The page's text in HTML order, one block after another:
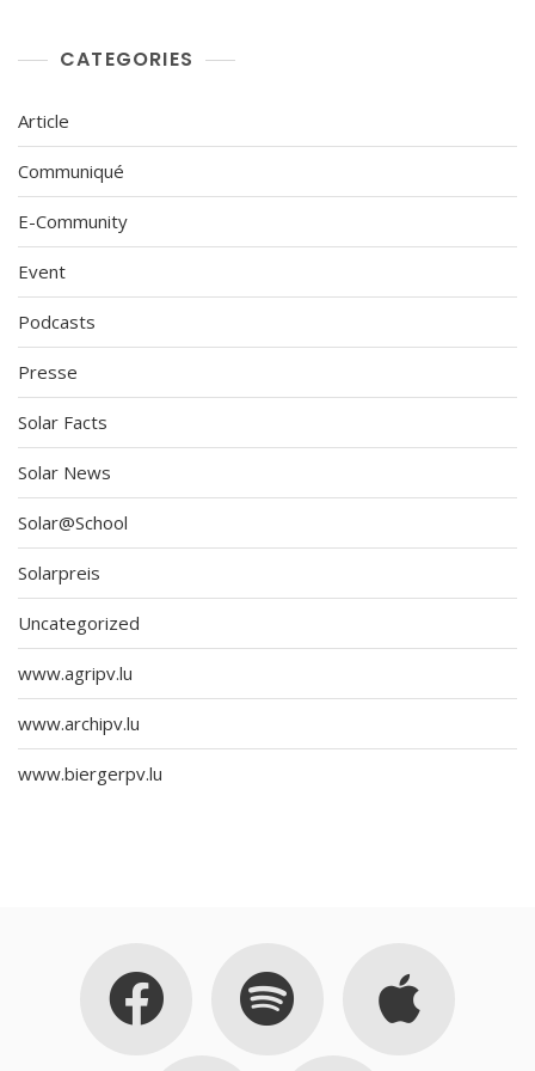
CATEGORIES
Article
Communiqué
E-Community
Event
Podcasts
Presse
Solar Facts
Solar News
Solar@School
Solarpreis
Uncategorized
www.agripv.lu
www.archipv.lu
www.biergerpv.lu